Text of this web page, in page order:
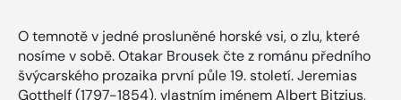
O temnotě v jedné prosluněné horské vsi, o zlu, které
nosíme v sobě. Otakar Brousek čte z románu předního
švýcarského prozaika první půle 19. století. Jeremias
Gotthelf (1797-1854), vlastním jménem Albert Bitzius,